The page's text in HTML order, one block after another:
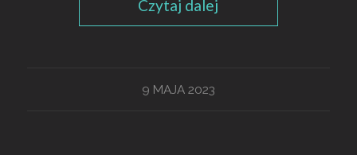
Czytaj dalej
9 MAJA 2023